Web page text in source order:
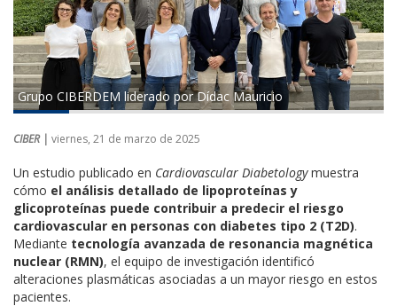
Grupo CIBERDEM liderado por Dídac Mauricio
CIBER | viernes, 21 de marzo de 2025
Un estudio publicado en Cardiovascular Diabetologymuestra
cómo el análisis detallado de lipoproteínas y
glicoproteínas puede contribuir a predecir el riesgo
cardiovascular en personas con diabetes tipo 2 (T2D).
Mediante tecnología avanzada de resonancia magnética
nuclear (RMN), el equipo de investigación identificó
alteraciones plasmáticas asociadas a un mayor riesgo en estos
pacientes.